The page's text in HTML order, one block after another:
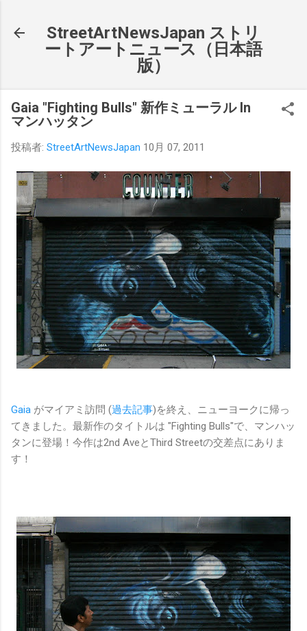
StreetArtNewsJapan ストリ
ートアートニュース（日本語
版）
Gaia "Fighting Bulls" 新作ミューラル In
マンハッタン
投稿者: StreetArtNewsJapan 10月 07, 2011
Gaia がマイアミ訪問 (過去記事)を終え、ニューヨークに帰っ
てきました。最新作のタイトルは "Fighting Bulls"で、マンハッ
タンに登場！今作は2nd AveとThird Streetの交差点にありま
す！